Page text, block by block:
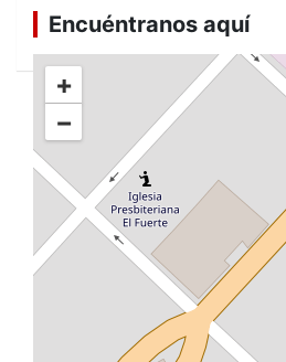
Encuéntranos aquí
+
−